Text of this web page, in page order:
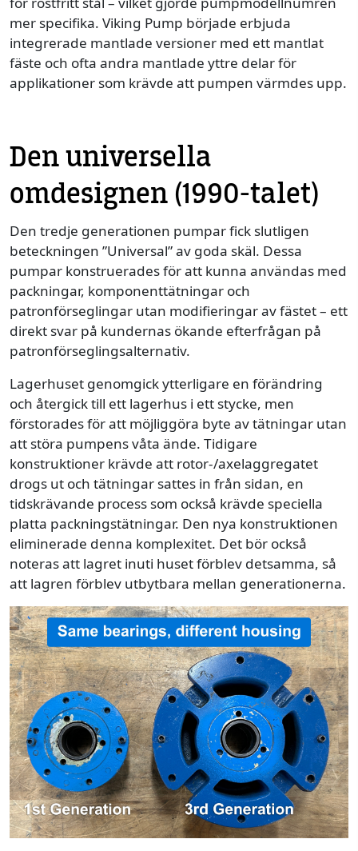
mer specifika. Viking Pump började erbjuda
integrerade mantlade versioner med ett mantlat
fäste och ofta andra mantlade yttre delar för
applikationer som krävde att pumpen värmdes upp.
Den universella
omdesignen (1990-talet)
Den tredje generationen pumpar fick slutligen
beteckningen ”Universal” av goda skäl. Dessa
pumpar konstruerades för att kunna användas med
packningar, komponenttätningar och
patronförseglingar utan modifieringar av fästet – ett
direkt svar på kundernas ökande efterfrågan på
patronförseglingsalternativ.
Lagerhuset genomgick ytterligare en förändring
och återgick till ett lagerhus i ett stycke, men
förstorades för att möjliggöra byte av tätningar utan
att störa pumpens våta ände. Tidigare
konstruktioner krävde att rotor-/axelaggregatet
drogs ut och tätningar sattes in från sidan, en
tidskrävande process som också krävde speciella
platta packningstätningar. Den nya konstruktionen
eliminerade denna komplexitet. Det bör också
noteras att lagret inuti huset förblev detsamma, så
att lagren förblev utbytbara mellan generationerna.